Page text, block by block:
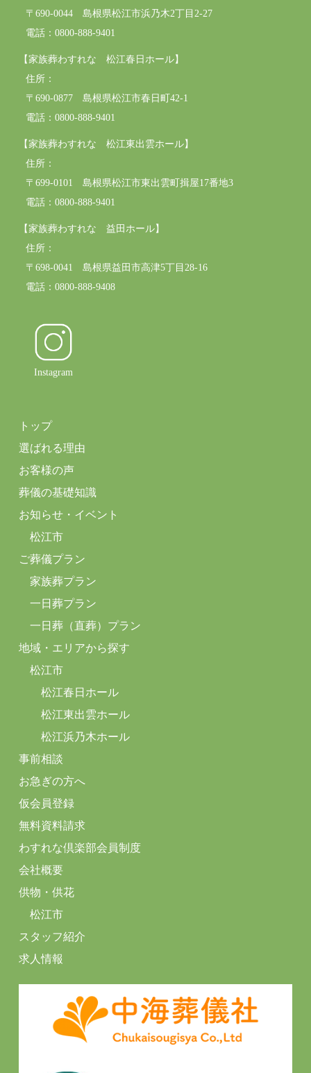
〒690-0044 島根県松江市浜乃木2丁目2-27
電話：0800-888-9401
【家族葬わすれな 松江春日ホール】
住所：
〒690-0877 島根県松江市春日町42-1
電話：0800-888-9401
【家族葬わすれな 松江東出雲ホール】
住所：
〒699-0101 島根県松江市東出雲町揖屋17番地3
電話：0800-888-9401
【家族葬わすれな 益田ホール】
住所：
〒698-0041 島根県益田市高津5丁目28-16
電話：0800-888-9408
Instagram
トップ
選ばれる理由
お客様の声
葬儀の基礎知識
お知らせ・イベント
松江市
ご葬儀プラン
家族葬プラン
一日葬プラン
一日葬（直葬）プラン
地域・エリアから探す
松江市
松江春日ホール
松江東出雲ホール
松江浜乃木ホール
事前相談
お急ぎの方へ
仮会員登録
無料資料請求
わすれな倶楽部会員制度
会社概要
供物・供花
松江市
スタッフ紹介
求人情報